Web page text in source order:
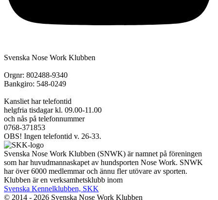
Svenska Nose Work Klubben
Orgnr: 802488-9340
Bankgiro: 548-0249
Kansliet har telefontid
helgfria tisdagar kl. 09.00-11.00
och nås på telefonnummer
0768-371853
OBS! Ingen telefontid v. 26-33.
Svenska Nose Work Klubben (SNWK) är namnet på föreningen
som har huvudmannaskapet av hundsporten Nose Work. SNWK
har över 6000 medlemmar och ännu fler utövare av sporten.
Klubben är en verksamhetsklubb inom
Svenska Kennelklubben, SKK
© 2014 - 2026 Svenska Nose Work Klubben